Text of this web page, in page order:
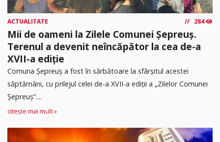
ACTUALITATE 284
Mii de oameni la Zilele Comunei Șepreuș.
Terenul a devenit neîncăpător la cea de-a
XVII-a ediție
Comuna Șepreuș a fost în sărbătoare la sfârșitul acestei
săptămâni, cu prilejul celei de-a XVII-a ediții a „Zilelor Comunei
Șepreuș”....
citește mai mult »